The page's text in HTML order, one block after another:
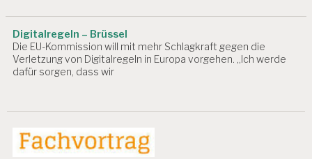
EI
T
S
P
S
H
L
O
Digitalregeln – Brüssel
Die EU-Kommission will mit mehr Schlagkraft gegen die
Verletzung von Digitalregeln in Europa vorgehen. „Ich werde
dafür sorgen, dass wir